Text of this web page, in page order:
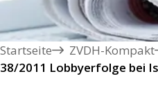
Startseite
ZVDH-Kompakt